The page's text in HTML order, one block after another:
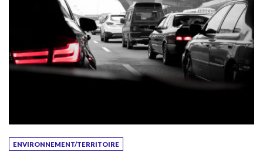
ENVIRONNEMENT/TERRITOIRE